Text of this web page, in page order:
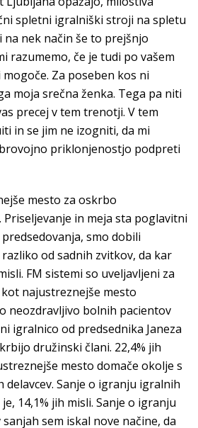
spletni igralniški stroji na spletu
na nek način še to prejšnjo
razumemo, če je tudi po vašem
Za poseben kos ni
moja srečna ženka. Tega pa niti
precej v tem trenotji. V tem
in se jim ne izogniti, da mi
priklonjenostjo podpreti
mesto za oskrbo
in meja sta poglavitni
smo dobili
od sadnih zvitkov, da kar
FM sistemi so uveljavljeni za
najustreznejše mesto
neozdravljivo bolnih pacientov
igralnico od predsednika Janeza
družinski člani. 22,4% jih
mesto domače okolje s
Sanje o igranju igralnih
14,1% jih misli. Sanje o igranju
sem iskal nove načine, da